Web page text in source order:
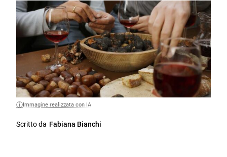
Immagine realizzata con IA
Scritto da Fabiana Bianchi